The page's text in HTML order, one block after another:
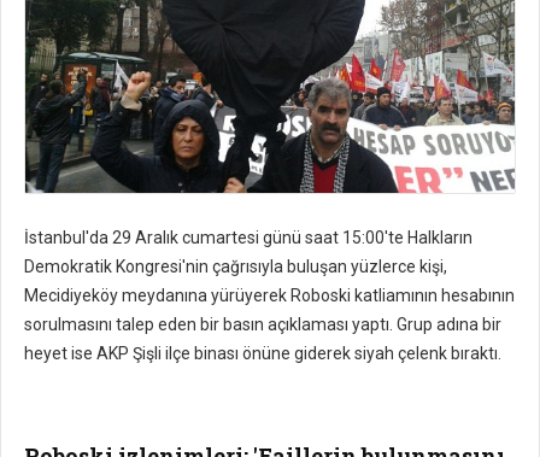
İstanbul'da 29 Aralık cumartesi günü saat 15:00'te Halkların
Demokratik Kongresi'nin çağrısıyla buluşan yüzlerce kişi,
Mecidiyeköy meydanına yürüyerek Roboski katliamının hesabının
sorulmasını talep eden bir basın açıklaması yaptı. Grup adına bir
heyet ise AKP Şişli ilçe binası önüne giderek siyah çelenk bıraktı.